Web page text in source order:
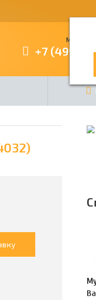
+7 (499)